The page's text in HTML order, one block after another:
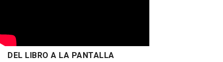
DEL LIBRO A LA PANTALLA